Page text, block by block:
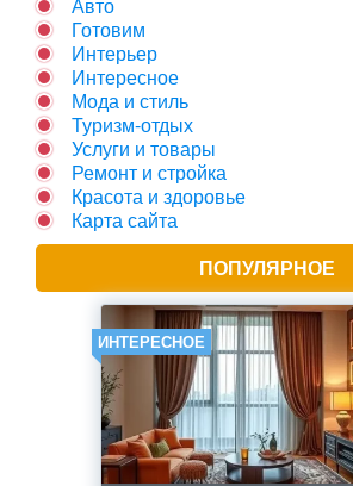
Готовим
Интерьер
Интересное
Мода и стиль
Туризм-отдых
Услуги и товары
Ремонт и стройка
Красота и здоровье
Карта сайта
ПОПУЛЯРНОЕ
ИНТЕРЕСНОЕ